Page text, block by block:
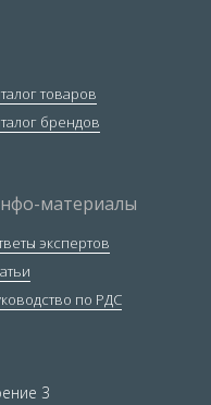
товаров
брендов
материалы
экспертов
по РДС
3